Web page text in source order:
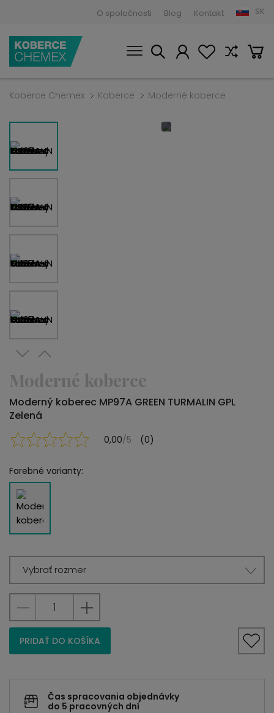
O spoločnosti Blog Kontakt SK
Koberce Chemex Koberce Moderné koberce
Moderné koberce
Moderný koberec MP97A GREEN TURMALIN GPL
Zelená
0,00/5 (0)
Farebné varianty:
Vybrať rozmer
PRIDAŤ DO KOŠÍKA
Čas spracovania objednávky
do 5 pracovných dní